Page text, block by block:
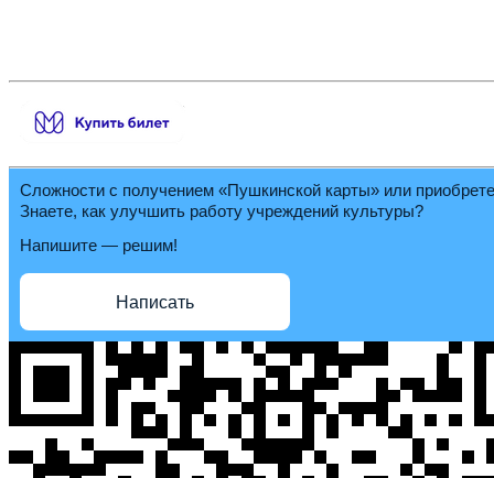
Сложности с получением «Пушкинской карты» или
Знаете, как улучшить работу учреждений культуры?
Напишите — решим!
Написать